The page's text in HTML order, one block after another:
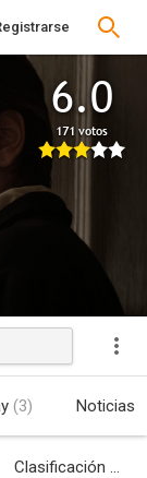
6.0
171 votos
Estrenada
(3) Noticias
Clasificación por edades